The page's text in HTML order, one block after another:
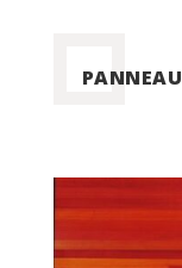
PANNEAU